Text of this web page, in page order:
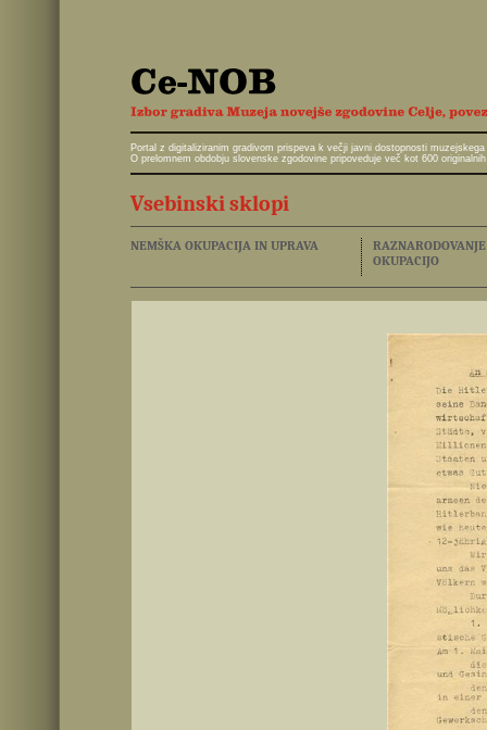
Portal z digitaliziranim gradivom prispeva k večji javni dostopnosti
O prelomnem obdobju slovenske zgodovine pripoveduje več kot 600
Vsebinski sklopi
NEMŠKA OKUPACIJA IN UPRAVA
OKUPACIJO